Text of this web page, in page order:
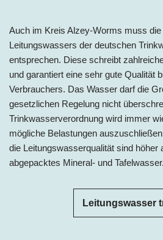
Auch im Kreis Alzey-Worms muss die
Leitungswassers der deutschen
entsprechen. Diese schreibt
und garantiert eine sehr gute Qualität
Verbrauchers. Das Wasser darf die
gesetzlichen Regelung nicht
Trinkwasserverordnung wird immer
mögliche Belastungen
die Leitungswasserqualität sind höher
abgepacktes Mineral- und Tafelwasser.
Leitungswasser